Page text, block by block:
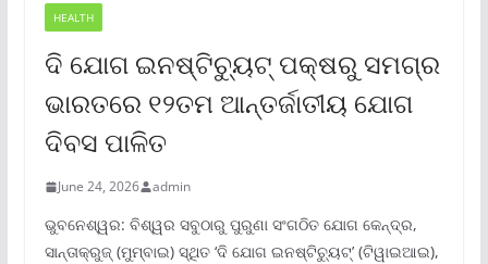
HEALTH
ଦି ଯୋଗ ଇନଷ୍ଟିଚ୍ୟୁଟ୍ ପକ୍ଷରୁ ସମଗ୍ର
ଭାରତରେ ୧୨ତମ ଆନ୍ତର୍ଜାତୀୟ ଯୋଗ
ଦିବସ ପାଳିତ
June 24, 2026 admin
ଭୁବନେଶ୍ୱର: ବିଶ୍ୱର ସବୁଠାରୁ ପୁରୁଣା ସଂଗଠିତ ଯୋଗ କେନ୍ଦ୍ର,
ସାନ୍ତାକ୍ରୁଜ୍ (ମୁମ୍ବାଇ) ସ୍ଥିତ ‘ଦି ଯୋଗ ଇନଷ୍ଟିଚ୍ୟୁଟ୍‌’ (ଟିୱାଇଆଇ),